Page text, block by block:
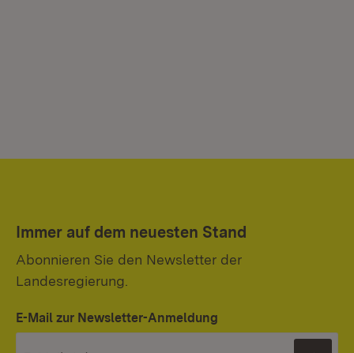
Immer auf dem neuesten Stand
Abonnieren Sie den Newsletter der
Landesregierung.
E-Mail zur Newsletter-Anmeldung